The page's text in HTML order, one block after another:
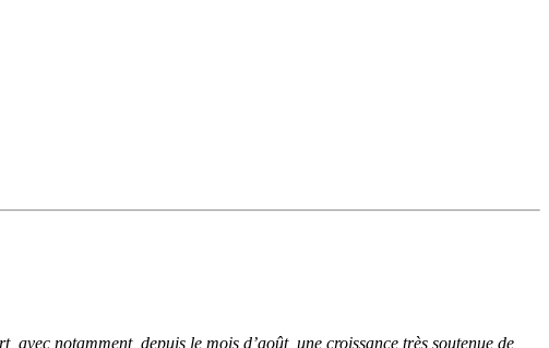
notamment, depuis le mois d’août, une croissance très soutenue de